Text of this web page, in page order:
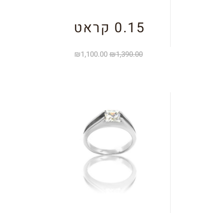
0.15 קראט
₪1,390.00
₪1,100.00